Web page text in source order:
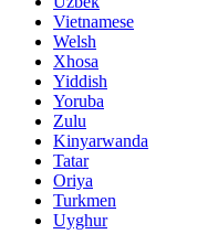
Vietnamese
Welsh
Xhosa
Yiddish
Yoruba
Zulu
Kinyarwanda
Tatar
Oriya
Turkmen
Uyghur